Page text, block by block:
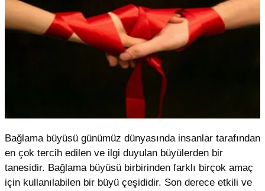
Bağlama büyüsü günümüz dünyasında insanlar tarafından
en çok tercih edilen ve ilgi duyulan büyülerden bir
tanesidir. Bağlama büyüsü birbirinden farklı birçok amaç
için kullanılabilen bir büyü çeşididir. Son derece etkili ve